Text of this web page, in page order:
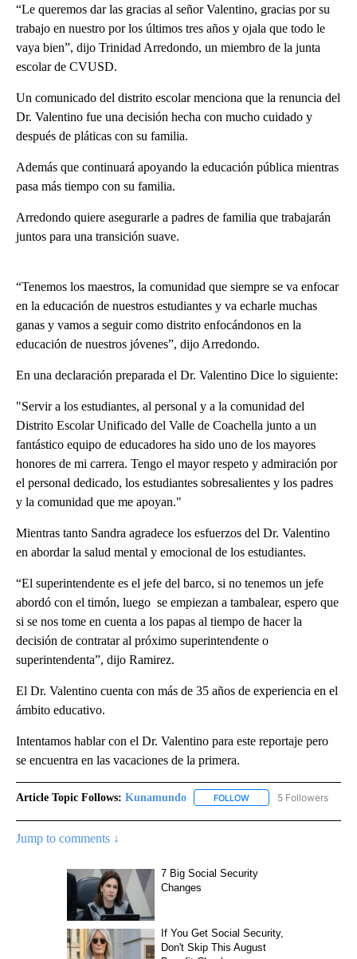
“Le queremos dar las gracias al señor Valentino, gracias por su
trabajo en nuestro por los últimos tres años y ojala que todo le
vaya bien”, dijo Trinidad Arredondo, un miembro de la junta
escolar de CVUSD.
Un comunicado del distrito escolar menciona que la renuncia del
Dr. Valentino fue una decisión hecha con mucho cuidado y
después de pláticas con su familia.
Además que continuará apoyando la educación pública mientras
pasa más tiempo con su familia.
Arredondo quiere asegurarle a padres de familia que trabajarán
juntos para una transición suave.
“Tenemos los maestros, la comunidad que siempre se va enfocar
en la educación de nuestros estudiantes y va echarle muchas
ganas y vamos a seguir como distrito enfocándonos en la
educación de nuestros jóvenes”, dijo Arredondo.
En una declaración preparada el Dr. Valentino Dice lo siguiente:
"Servir a los estudiantes, al personal y a la comunidad del
Distrito Escolar Unificado del Valle de Coachella junto a un
fantástico equipo de educadores ha sido uno de los mayores
honores de mi carrera. Tengo el mayor respeto y admiración por
el personal dedicado, los estudiantes sobresalientes y los padres
y la comunidad que me apoyan."
Mientras tanto Sandra agradece los esfuerzos del Dr. Valentino
en abordar la salud mental y emocional de los estudiantes.
“El superintendente es el jefe del barco, si no tenemos un jefe
abordó con el timón, luego se empiezan a tambalear, espero que
si se nos tome en cuenta a los papas al tiempo de hacer la
decisión de contratar al próximo superintendente o
superintendenta”, dijo Ramirez.
El Dr. Valentino cuenta con más de 35 años de experiencia en el
ámbito educativo.
Intentamos hablar con el Dr. Valentino para este reportaje pero
se encuentra en las vacaciones de la primera.
Article Topic Follows: Kunamundo FOLLOW FOLLOW5 Followers
Jump to comments ↓